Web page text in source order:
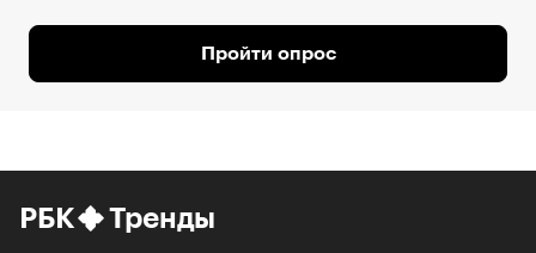
Пройти опрос
РБК Тренды